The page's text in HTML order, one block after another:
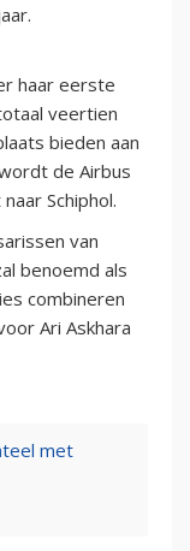
haar eerste
veertien
bieden aan
de Airbus
Schiphol.
van
benoemd als
combineren
Ari Askhara
met